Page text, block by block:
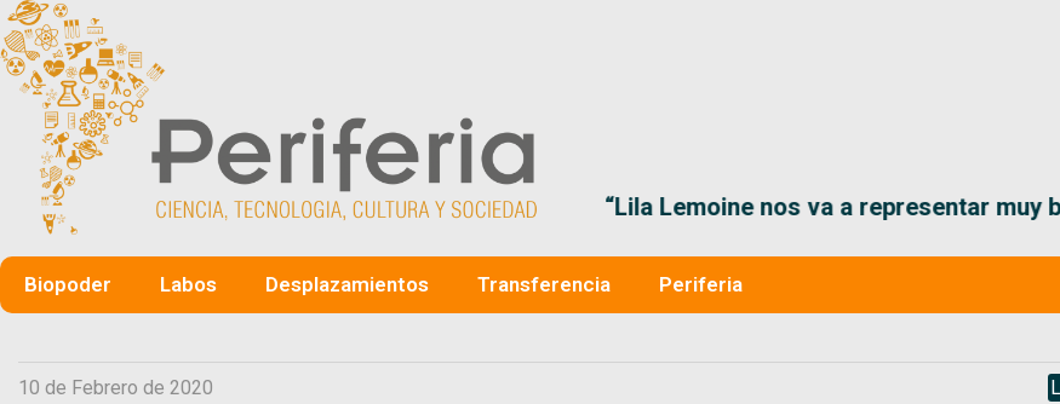
“Lila Lemoine nos va a representar muy
Biopoder Labos Desplazamientos Transferencia Periferia
10 de Febrero de 2020